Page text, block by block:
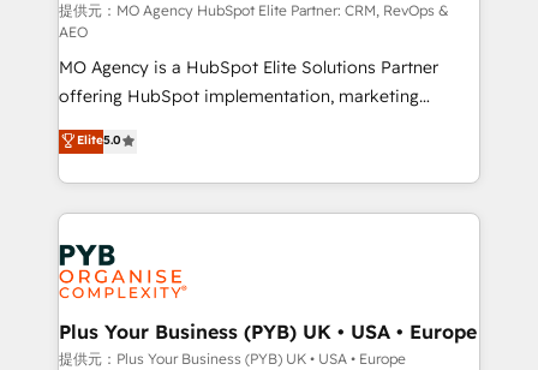
and implementation. - Pre-built and custom
integrations across your full tech stack. - Custom
object setup, CMS builds, and full-funnel automation.
- Dashboards, lifecycle campaigns, and lead
nurturing sequences. - Cross-hub setup across
Marketing, Sales, Operations, and Service Hubs. -
Ongoing optimization, managed support, and
scalable retainers. Let’s make HubSpot your most
powerful growth engine. Built to convert, scale, and
drive results.
提供元：MO Agency HubSpot Elite Partner: CRM, RevOps &
AEO
MO Agency is a HubSpot Elite Solutions Partner
offering HubSpot implementation, marketing
automation, CRM and RevOps consulting, data
architecture, sales enablement, lifecycle automation,
lead scoring and revenue reporting. HubSpot,
Salesforce and integrated enterprise stacks. Digital
Marketing, Answer Engine Optimisation, and
Generative Engine Optimisation (AI Search),
HubSpot Content Hub, WordPress development,
B2B SEO, paid media, and content. We work with
enterprise and growth-led companies across
Elite5.0
Plus Your Business (PYB) UK • USA • Europe
提供元：Plus Your Business (PYB) UK • USA • Europe